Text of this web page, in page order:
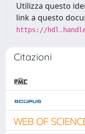
Utilizza questo
link a questo
https://
Citazioni